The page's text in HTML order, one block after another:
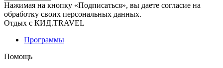
Нажимая на кнопку «Подписаться», вы даете согласие на
обработку своих персональных данных.
Отдых с КИД.TRAVEL
Программы
Помощь